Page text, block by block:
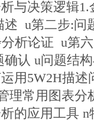
与决策逻辑
述 u第二步:
析论证 u第
认 u问题结
用5W2H描
理常用图表
的应用工具